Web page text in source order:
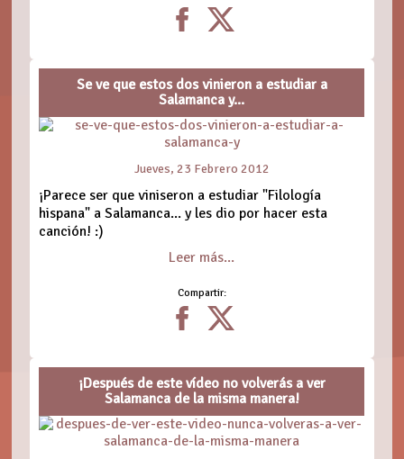
Se ve que estos dos vinieron a estudiar a
Salamanca y...
Jueves, 23 Febrero 2012
¡Parece ser que viniseron a estudiar "Filología
hispana" a Salamanca... y les dio por hacer esta
canción! :)
Leer más...
Compartir:
¡Después de este vídeo no volverás a ver
Salamanca de la misma manera!